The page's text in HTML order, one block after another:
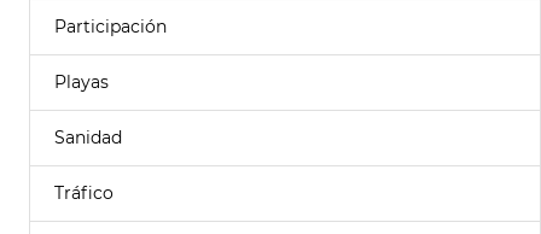
Participación
Playas
Sanidad
Tráfico